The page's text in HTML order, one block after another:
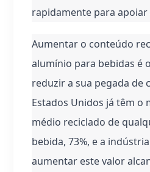
rapidamente para apoiar
Aumentar o conteúdo
alumínio para bebidas é
reduzir a sua pegada de
Estados Unidos já têm o
médio reciclado de
bebida, 73%, e a
aumentar este valor